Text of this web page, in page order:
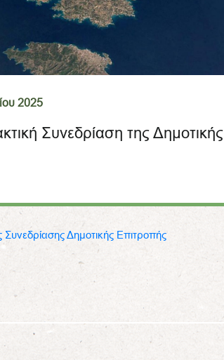
2025
Συνεδρίαση της Δημοτικής
Δημοτικής Επιτροπής